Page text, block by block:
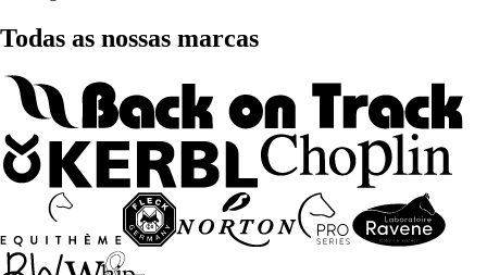
Todas as nossas marcas